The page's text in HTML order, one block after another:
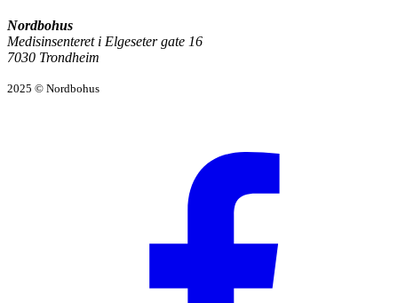
Nordbohus
Medisinsenteret i Elgeseter gate 16
7030 Trondheim
2025 © Nordbohus